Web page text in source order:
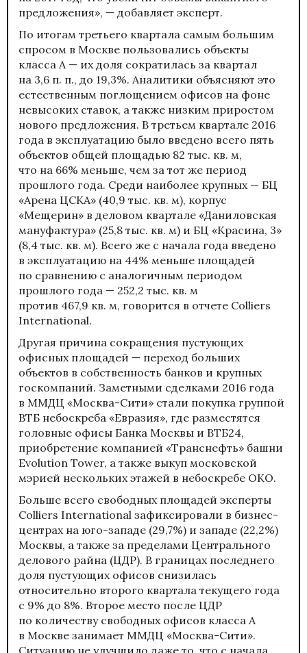
предложения», — добавляет эксперт.
По итогам третьего квартала самым большим
спросом в Москве пользовались объекты
класса А — их доля сократилась за квартал
на 3,6 п. п., до 19,3%. Аналитики объясняют это
естественным поглощением офисов на фоне
невысоких ставок, а также низким приростом
нового предложения. В третьем квартале 2016
года в эксплуатацию было введено всего пять
объектов общей площадью 82 тыс. кв. м,
что на 66% меньше, чем за тот же период
прошлого года. Среди наиболее крупных — БЦ
«Арена ЦСКА» (40,9 тыс. кв. м), корпус
«Мещерин» в деловом квартале «Даниловская
мануфактура» (25,8 тыс. кв. м) и БЦ «Красина, 3»
(8,4 тыс. кв. м). Всего же с начала года введено
в эксплуатацию на 44% меньше площадей
по сравнению с аналогичным периодом
прошлого года — 252,2 тыс. кв. м
против 467,9 кв. м, говорится в отчете Colliers
International.
Другая причина сокращения пустующих
офисных площадей — переход больших
объектов в собственность банков и крупных
госкомпаний. Заметными сделками 2016 года
в ММДЦ «Москва-Сити» стали покупка группой
ВТБ небоскреба «Евразия», где разместятся
головные офисы Банка Москвы и ВТБ24,
приобретение компанией «Транснефть» башни
Evolution Tower, а также выкуп московской
мэрией нескольких этажей в небоскребе ОКО.
Больше всего свободных площадей эксперты
Colliers International зафиксировали в бизнес-
центрах на юго-западе (29,7%) и западе (22,2%)
Москвы, а также за пределами Центрального
делового райна (ЦДР). В границах последнего
доля пустующих офисов снизилась
относительно второго квартала текущего года
с 9% до 8%. Второе место после ЦДР
по количеству свободных офисов класса А
в Москве занимает ММДЦ «Москва-Сити».
Ситуацию не улучшило даже то, что с начала